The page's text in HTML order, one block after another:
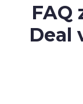
FAQ
Deal